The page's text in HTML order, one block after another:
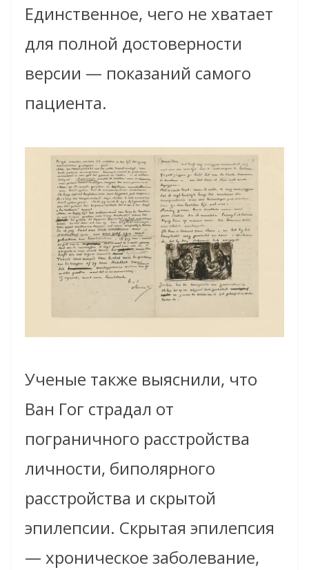
Единственное, чего не хватает
для полной достоверности
версии — показаний самого
пациента.
Ученые также выяснили, что
Ван Гог страдал от
пограничного расстройства
личности, биполярного
расстройства и скрытой
эпилепсии. Скрытая эпилепсия
— хроническое заболевание,